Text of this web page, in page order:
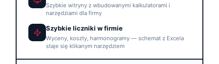
Szybkie witryny z wbudowanymi kalkulatorami i
narzędziami dla firmy
Szybkie liczniki w firmie
Wyceny, koszty, harmonogramy — schemat z Excela
staje się klikanym narzędziem